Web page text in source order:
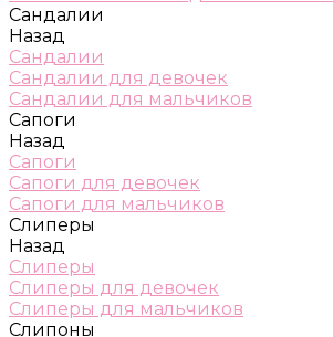
Сандалии
Назад
Сандалии
Сандалии для девочек
Сандалии для мальчиков
Сапоги
Назад
Сапоги
Сапоги для девочек
Сапоги для мальчиков
Слиперы
Назад
Слиперы
Слиперы для девочек
Слиперы для мальчиков
Слипоны